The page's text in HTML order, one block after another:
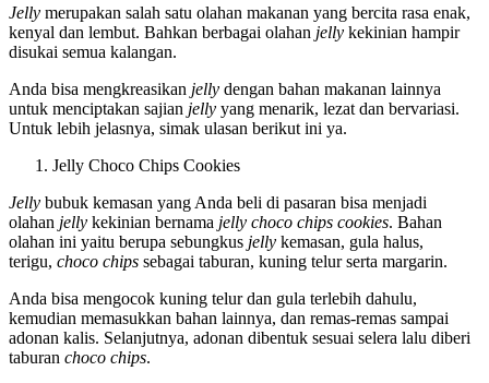
Jelly merupakan salah satu olahan makanan yang bercita rasa enak,
kenyal dan lembut. Bahkan berbagai olahan jelly kekinian hampir
disukai semua kalangan.
Anda bisa mengkreasikan jelly dengan bahan makanan lainnya
untuk menciptakan sajian jelly yang menarik, lezat dan bervariasi.
Untuk lebih jelasnya, simak ulasan berikut ini ya.
Jelly Choco Chips Cookies
Jelly bubuk kemasan yang Anda beli di pasaran bisa menjadi
olahan jelly kekinian bernama jelly choco chips cookies. Bahan
olahan ini yaitu berupa sebungkus jelly kemasan, gula halus,
terigu, choco chips sebagai taburan, kuning telur serta margarin.
Anda bisa mengocok kuning telur dan gula terlebih dahulu,
kemudian memasukkan bahan lainnya, dan remas-remas sampai
adonan kalis. Selanjutnya, adonan dibentuk sesuai selera lalu diberi
taburan choco chips.